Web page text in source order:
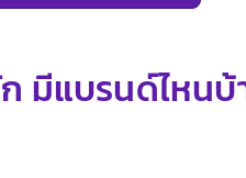
มีแบรนด์ไหนบ้